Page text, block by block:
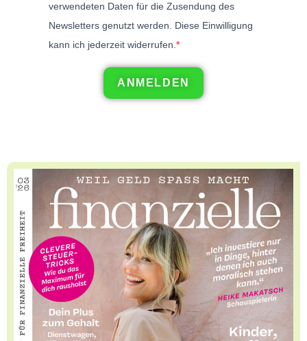
verwendeten Daten für die Zusendung des
Newsletters genutzt werden. Diese Einwilligung
kann ich jederzeit widerrufen.
ANMELDEN